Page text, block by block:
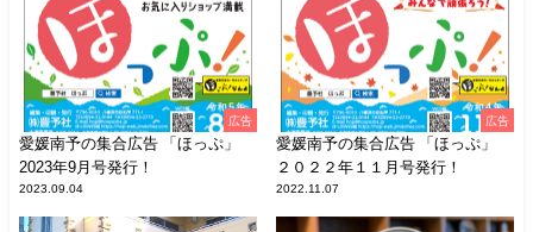
広告
愛媛南予の集合広告 「ほっぷ」
2023年9月号発行！
2023.09.04
広告
愛媛南予の集合広告 「ほっぷ」
２０２２年１１月号発行！
2022.11.07